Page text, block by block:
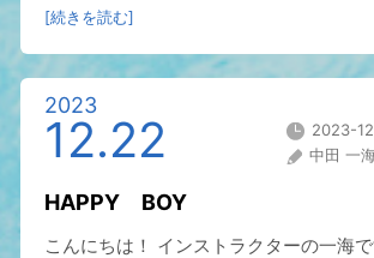
[続きを読む]
2023
12.22
2023-
中田 一
HAPPY BOY
こんにちは！ インストラクターの一海